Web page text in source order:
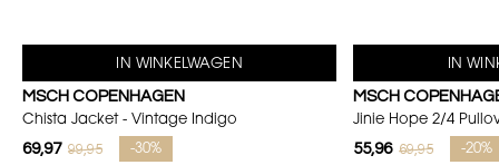
IN WINKELWAGEN
MSCH COPENHAGEN
Chista Jacket - Vintage Indigo
69,97 99,95 -30%
IN
MSCH
Jinie Hope 2/4
55,96 69,95 -20%